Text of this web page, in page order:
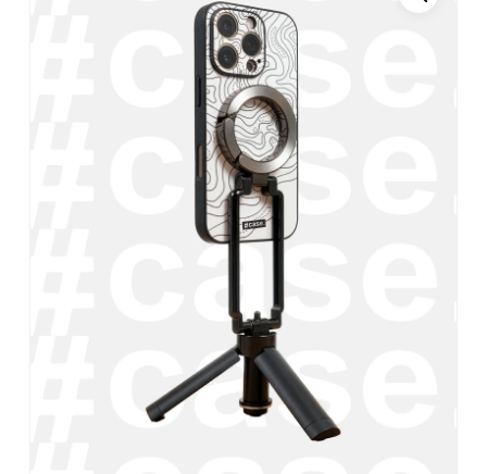
E-mail*
weboldalcímem mentése a
böngészőben a következő
hozzászólásomhoz.